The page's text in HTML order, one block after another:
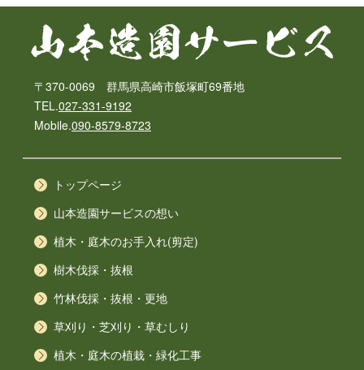
〒370-0069 群馬県高崎市飯塚町69番地
TEL.027-331-9192
Mobile.090-8579-8723
トップページ
山本造園サービスの想い
植木・庭木のお手入れ(剪定)
樹木伐採・抜根
竹林伐採・抜根・更地
草刈り・芝刈り・草むしり
植木・庭木の植栽・緑化工事